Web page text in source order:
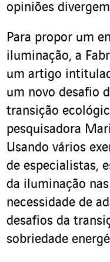
opiniões
Para propor um
iluminação, a
um artigo
um novo desafio
transição
pesquisadora
Usando vários
de especialistas,
da iluminação
necessidade de
desafios da
sobriedade